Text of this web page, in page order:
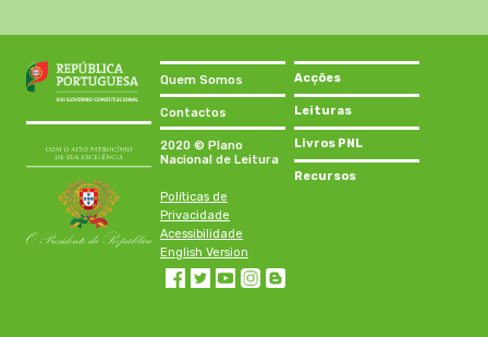
Quem Somos
Contactos
2020 © Plano
Nacional de Leitura
Políticas de
Privacidade
Acessibilidade
English Version
Acções
Leituras
Livros PNL
Recursos